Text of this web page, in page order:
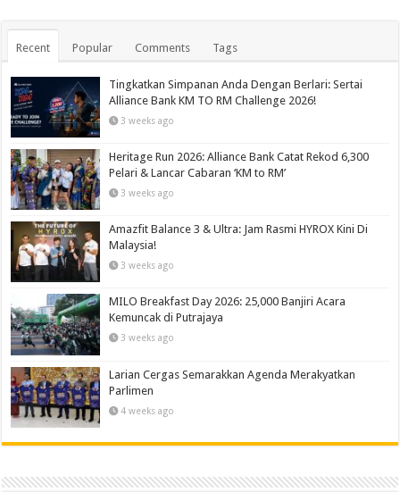
Recent Popular Comments Tags
Tingkatkan Simpanan Anda Dengan Berlari: Sertai
Alliance Bank KM TO RM Challenge 2026!
3 weeks ago
Heritage Run 2026: Alliance Bank Catat Rekod 6,300
Pelari & Lancar Cabaran ‘KM to RM’
3 weeks ago
Amazfit Balance 3 & Ultra: Jam Rasmi HYROX Kini Di
Malaysia!
3 weeks ago
MILO Breakfast Day 2026: 25,000 Banjiri Acara
Kemuncak di Putrajaya
3 weeks ago
Larian Cergas Semarakkan Agenda Merakyatkan
Parlimen
4 weeks ago